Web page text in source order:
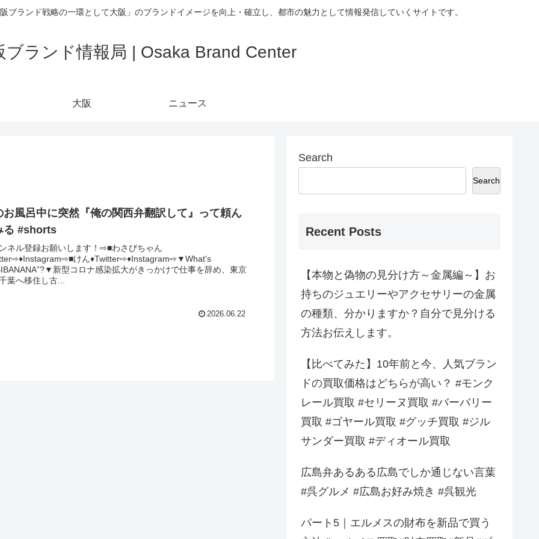
ブランド戦略の一環として大阪」のブランドイメージを向上・確立し、都市の魅力として情報発信していくサイトです。
ブランド情報局 | Osaka Brand Center
大阪 ニュース
お風呂中に突然『俺の関西弁翻訳して』って頼ん
る #shorts
ネル登録お願いします！⇨■わさびちゃん
けん♦Twitter⇨♦Instagram⇨▼What's
新型コロナ感染拡大がきっかけで仕事を辞め、東京
葉へ移住し古...
2026.06.22
Search
Search
Recent Posts
【本物と偽物の見分け方～金属編～】お
持ちのジュエリーやアクセサリーの金属
の種類、分かりますか？自分で見分ける
方法お伝えします。
【比べてみた】10年前と今、人気ブラン
ドの買取価格はどちらが高い？ #モンク
レール買取 #セリーヌ買取 #バーバリー
買取 #ゴヤール買取 #グッチ買取 #ジル
サンダー買取 #ディオール買取
広島弁あるある広島でしか通じない言葉
#呉グルメ #広島お好み焼き #呉観光
パート5｜エルメスの財布を新品で買う